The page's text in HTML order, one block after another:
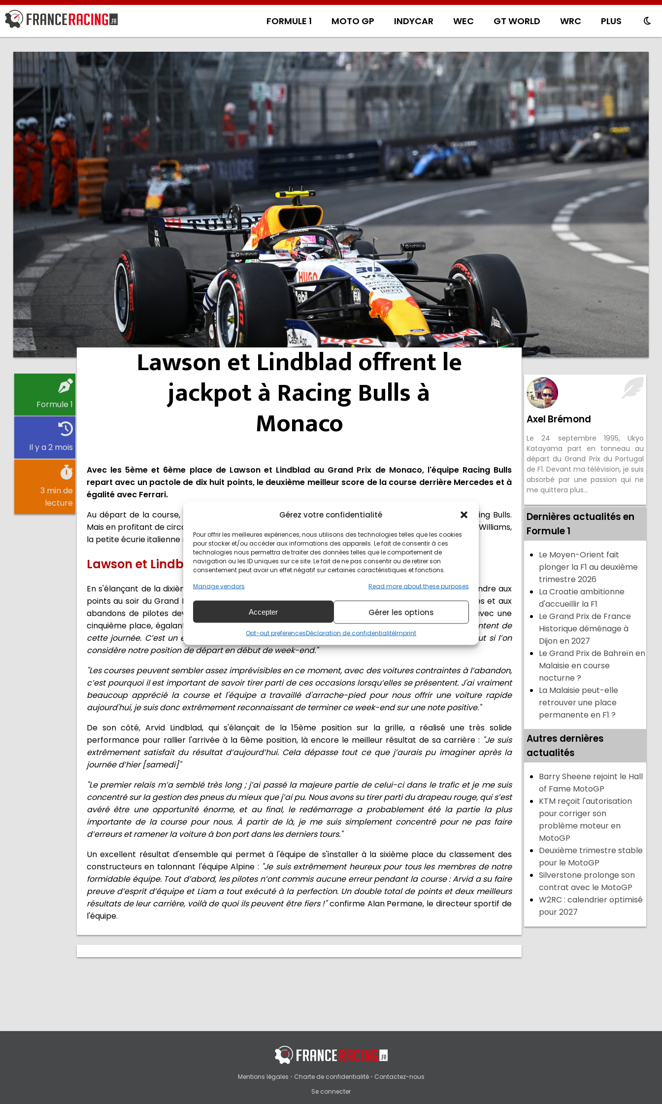
Gérez votre confidentialité
Pour offrir les meilleures expériences, nous utilisons des technologies telles que les cookies
pour stocker et/ou accéder aux informations des appareils. Le fait de consentir à ces
technologies nous permettra de traiter des données telles que le comportement de
navigation ou les ID uniques sur ce site. Le fait de ne pas consentir ou de retirer son
consentement peut avoir un effet négatif sur certaines caractéristiques et fonctions.
Manage vendors
Read more about these purposes
Accepter Gérer les options
Opt-out preferencesDéclaration de confidentialitéImprint
FORMULE 1 MOTO GP INDYCAR WEC GT WORLD WRC PLUS
Formule 1
Il y a 2 mois
3 min de
lecture
Lawson et Lindblad offrent le
jackpot à Racing Bulls à
Monaco
Avec les 5ème et 6ème place de Lawson et Lindblad au Grand Prix de Monaco, l'équipe Racing Bulls
repart avec un pactole de dix huit points, le deuxième meilleur score de la course derrière Mercedes et à
égalité avec Ferrari.
Au départ de la course, seule la monoplace de Liam Lawson était dans le Top 10 pour l'équipe Racing Bulls.
Mais en profitant de circonstances de course favorables et d'une stratégie très prudente de l'équipe Williams,
la petite écurie italienne repart de Monaco avec une beau tir groupé aux 5ème et 6ème place.
Lawson et Lindblad marquent dix-huit points pour Racing Bulls
En s'élançant de la dixième position sur la grille de départ, Liam Lawson pouvait légitimement prétendre aux
points au soir du Grand Prix de Monaco. Mieux encore, grâce à une course sans erreur, aux pénalités et aux
abandons de pilotes devant lui, le pilote néo-zélandais signe son meilleur résultat en Formule 1 avec une
cinquième place, égalant ainsi son classement en Azerbaïdjan l'an passé :"Je suis vraiment très content de
cette journée. C’est un excellent résultat pour l’équipe, avec une 5ème et une 6ème place, surtout si l’on
considère notre position de départ en début de week-end."
"Les courses peuvent sembler assez imprévisibles en ce moment, avec des voitures contraintes à l’abandon,
c’est pourquoi il est important de savoir tirer parti de ces occasions lorsqu’elles se présentent. J'ai vraiment
beaucoup apprécié la course et l'équipe a travaillé d'arrache-pied pour nous offrir une voiture rapide
aujourd'hui, je suis donc extrêmement reconnaissant de terminer ce week-end sur une note positive."
De son côté, Arvid Lindblad, qui s'élançait de la 15ème position sur la grille, a réalisé une très solide
performance pour rallier l'arrivée à la 6ème position, là encore le meilleur résultat de sa carrière : "Je suis
extrêmement satisfait du résultat d’aujourd’hui. Cela dépasse tout ce que j’aurais pu imaginer après la
journée d’hier [samedi]"
"Le premier relais m’a semblé très long ; j’ai passé la majeure partie de celui-ci dans le trafic et je me suis
concentré sur la gestion des pneus du mieux que j’ai pu. Nous avons su tirer parti du drapeau rouge, qui s’est
avéré être une opportunité énorme, et au final, le redémarrage a probablement été la partie la plus
importante de la course pour nous. À partir de là, je me suis simplement concentré pour ne pas faire
d’erreurs et ramener la voiture à bon port dans les derniers tours."
Un excellent résultat d'ensemble qui permet à l'équipe de s'installer à la sixième place du classement des
constructeurs en talonnant l'équipe Alpine : "Je suis extrêmement heureux pour tous les membres de notre
formidable équipe. Tout d’abord, les pilotes n’ont commis aucune erreur pendant la course : Arvid a su faire
preuve d’esprit d’équipe et Liam a tout exécuté à la perfection. Un double total de points et deux meilleurs
résultats de leur carrière, voilà de quoi ils peuvent être fiers !"confirme Alan Permane, le directeur sportif de
l'équipe.
Axel Brémond
Le 24 septembre 1995, Ukyo
Katayama part en tonneau au
départ du Grand Prix du Portugal
de F1. Devant ma télévision, je suis
absorbé par une passion qui ne
me quittera plus...
Dernières actualités en
Formule 1
Le Moyen-Orient fait
plonger la F1 au deuxième
trimestre 2026
La Croatie ambitionne
d'accueillir la F1
Le Grand Prix de France
Historique déménage à
Dijon en 2027
Le Grand Prix de Bahreïn en
Malaisie en course
nocturne ?
La Malaisie peut-elle
retrouver une place
permanente en F1 ?
Autres dernières
actualités
Barry Sheene rejoint le Hall
of Fame MotoGP
KTM reçoit l'autorisation
pour corriger son
problème moteur en
MotoGP
Deuxième trimestre stable
pour le MotoGP
Silverstone prolonge son
contrat avec le MotoGP
W2RC : calendrier optimisé
pour 2027
Mentions légales • Charte de confidentialité• Contactez-nous
Se connecter